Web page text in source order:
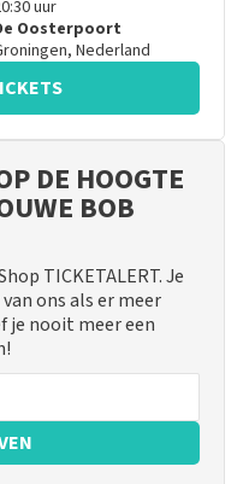
uur
Oosterpoort
, Nederland
DE HOOGTE
BOB
TICKETALERT. Je
ons als er meer
je nooit meer een